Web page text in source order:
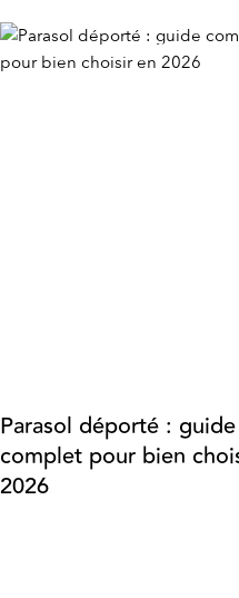
Parasol déporté : guide
complet pour bien
2026